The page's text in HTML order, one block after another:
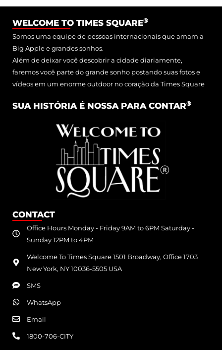
WELCOME TO TIMES SQUARE®
Somos uma equipe de pessoas internacionais que amam a
Big Apple e grandes sonhos.
Além de deixar você descobrir a cidade diariamente,
faremos você parte do grande sonho postando suas fotos e
vídeos em um enorme outdoor no coração da Times Square
SUA HISTÓRIA É NOSSA PARA CONTAR®
CONTACT
Office Hours Monday - Friday 9AM to 6PM Saturday -
Sunday 12PM to 4PM
Welcome To Times Square 1501 Broadway, Office 1703
New York, NY 10036-5505 USA
SMS
WhatsApp
Email
1800-706-CITY